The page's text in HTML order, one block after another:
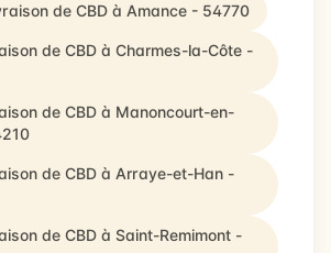
de CBD à Amance - 54770
de CBD à Charmes-la-Côte -
de CBD à Manoncourt-en-
de CBD à Arraye-et-Han -
de CBD à Saint-Remimont -